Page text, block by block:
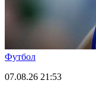
Футбол
07.08.26 21:53